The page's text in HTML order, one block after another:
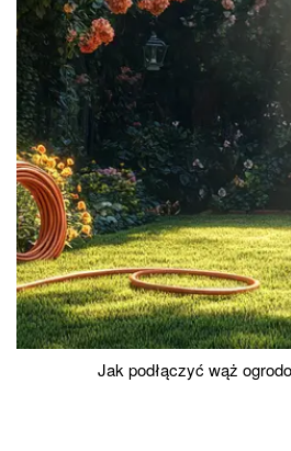
Jak podłączyć wąż